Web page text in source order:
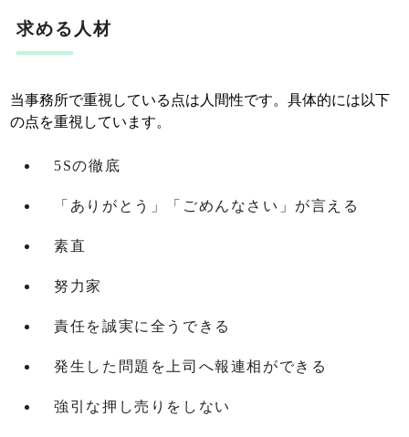
求める人材
当事務所で重視している点は人間性です。具体的には以下
の点を重視しています。
5Sの徹底
「ありがとう」「ごめんなさい」が言える
素直
努力家
責任を誠実に全うできる
発生した問題を上司へ報連相ができる
強引な押し売りをしない